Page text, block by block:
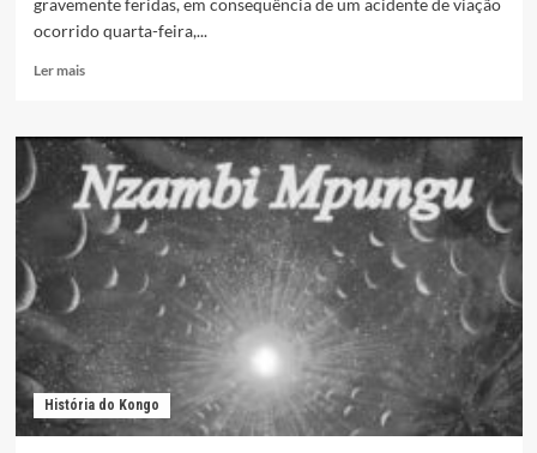
gravemente feridas, em consequência de um acidente de viação
ocorrido quarta-feira,...
Ler maisLeia
Acidente
viação
causa
seis
mortos
quatro
no
Kimbele
História do Kongo